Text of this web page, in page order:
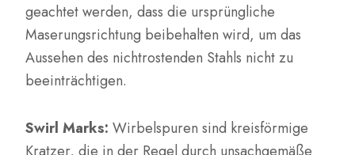
geachtet werden, dass die ursprüngliche
Maserungsrichtung beibehalten wird, um das
Aussehen des nichtrostenden Stahls nicht zu
beeinträchtigen.
Swirl Marks: Wirbelspuren sind kreisförmige